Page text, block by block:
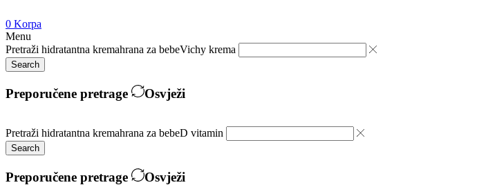
0 Korpa
Menu
Pretraži hidratantna kremahrana za bebeVichy krema
Search
Preporučene pretrage Osvježi
Pretraži hidratantna kremahrana za bebeD vitamin
Search
Preporučene pretrage
Osvježi